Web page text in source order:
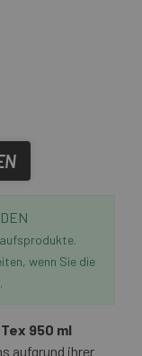
wenn Sie die
950 ml
aufgrund ihrer